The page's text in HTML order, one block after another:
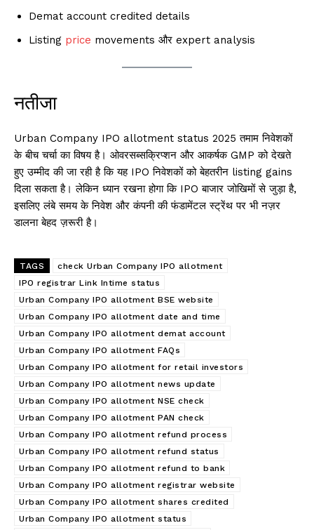
Demat account credited details
Listing price movements और expert analysis
नतीजा
Urban Company IPO allotment status 2025 तमाम निवेशकों
के बीच चर्चा का विषय है। ओवरसब्सक्रिप्शन और आकर्षक GMP को देखते
हुए उम्मीद की जा रही है कि यह IPO निवेशकों को बेहतरीन listing gains
दिला सकता है। लेकिन ध्यान रखना होगा कि IPO बाजार जोखिमों से जुड़ा है,
इसलिए लंबे समय के निवेश और कंपनी की फंडामेंटल स्ट्रेंथ पर भी नज़र
डालना बेहद ज़रूरी है।
TAGS
check Urban Company IPO allotment
IPO registrar Link Intime status
Urban Company IPO allotment BSE website
Urban Company IPO allotment date and time
Urban Company IPO allotment demat account
Urban Company IPO allotment FAQs
Urban Company IPO allotment for retail investors
Urban Company IPO allotment news update
Urban Company IPO allotment NSE check
Urban Company IPO allotment PAN check
Urban Company IPO allotment refund process
Urban Company IPO allotment refund status
Urban Company IPO allotment refund to bank
Urban Company IPO allotment registrar website
Urban Company IPO allotment shares credited
Urban Company IPO allotment status